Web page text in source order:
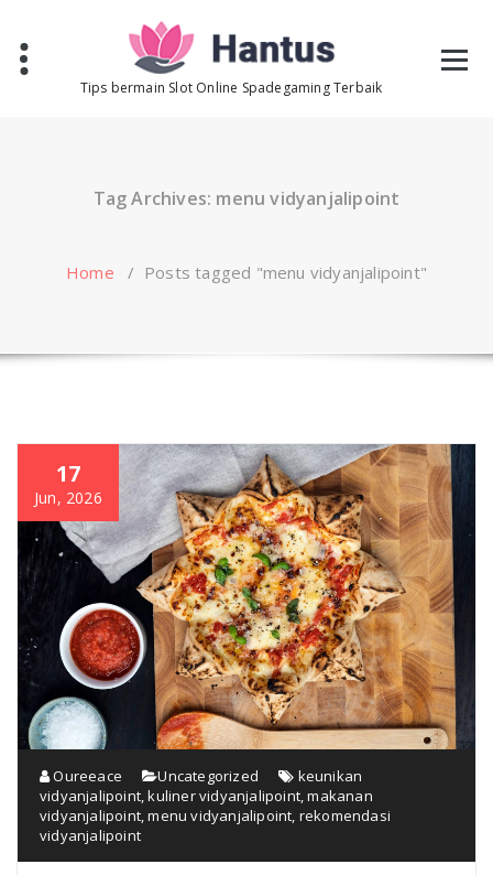
content
Tips bermain Slot Online Spadegaming Terbaik
Tag Archives: menu vidyanjalipoint
Home / Posts tagged "menu vidyanjalipoint"
17
Jun, 2026
Oureeace Uncategorized
keunikan
vidyanjalipoint,kuliner vidyanjalipoint,makanan
vidyanjalipoint,menu vidyanjalipoint, rekomendasi
vidyanjalipoint